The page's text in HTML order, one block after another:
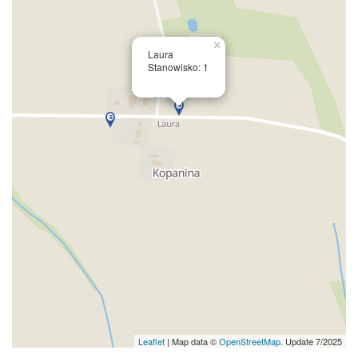
Laura
Stanowisko: 1
×
Leaflet | Map data ©OpenStreetMap. Update 7/2025